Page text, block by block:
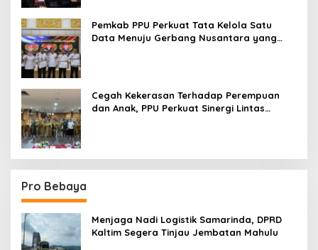
Pemkab PPU Perkuat Tata Kelola Satu
Data Menuju Gerbang Nusantara yang
Cegah Kekerasan Terhadap Perempuan
dan Anak, PPU Perkuat Sinergi Lintas
Pro Bebaya
Menjaga Nadi Logistik Samarinda, DPRD
Kaltim Segera Tinjau Jembatan Mahulu